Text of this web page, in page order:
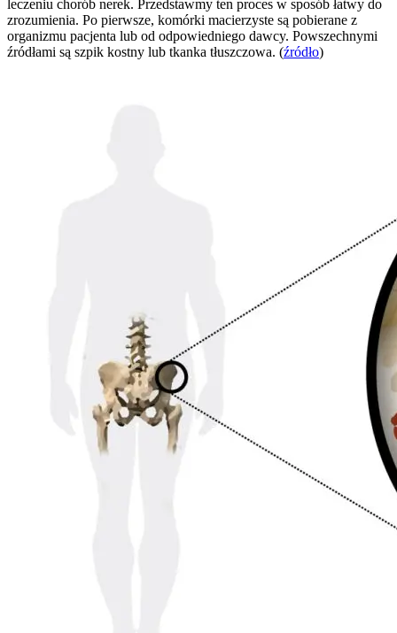
leczeniu chorób nerek. Przedstawmy ten proces w sposób łatwy do
zrozumienia. Po pierwsze, komórki macierzyste są pobierane z
organizmu pacjenta lub od odpowiedniego dawcy. Powszechnymi
źródłami są szpik kostny lub tkanka tłuszczowa. (źródło)